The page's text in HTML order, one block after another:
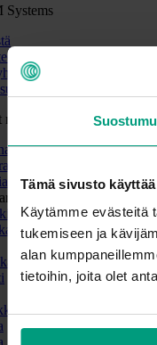
Tämä sivusto
Käytämme evästeitä
tukemiseen ja
alan
tietoihin, joita olet
Systems